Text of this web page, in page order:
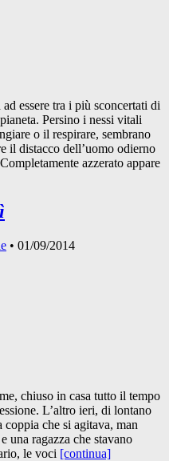
essere tra i più sconcertati di
Persino i nessi vitali
o il respirare, sembrano
il distacco dell’uomo odierno
azzerato appare
• 01/09/2014
chiuso in casa tutto il tempo
L’altro ieri, di lontano
che si agitava, man
una ragazza che stavano
le voci [continua]